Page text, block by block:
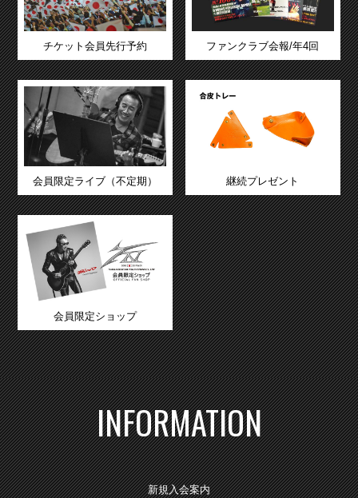
チケット会員先行予約 ファンクラブ会報/年4回
会員限定ライブ（不定期） 継続プレゼント
会員限定ショップ
INFORMATION
新規入会案内